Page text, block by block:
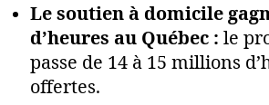
Le soutien à domicile
d’heures au Québec : le
passe de 14 à 15 millions
offertes.